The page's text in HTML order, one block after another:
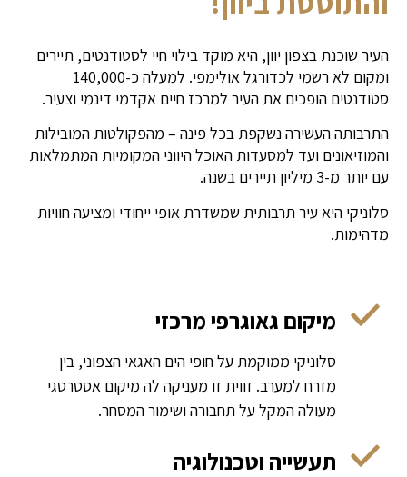
העיר שוכנת בצפון יוון, היא מוקד בילוי חיי לסטודנטים, תיירים
ומקום לא רשמי לכדורגל אולימפי. למעלה כ-140,000
סטודנטים הופכים את העיר למרכז חיים אקדמי דינמי וצעיר.
התרבותה העשירה נשקפת בכל פינה – מהפקולטות המובילות
והמוזיאונים ועד למסעדות האוכל היווני המקומיות המתמלאות
עם יותר מ-3 מיליון תיירים בשנה.
סלוניקי היא עיר תרבותית שמשדרת אופי ייחודי ומציעה חוויות
מדהימות.
מיקום גאוגרפי מרכזי
סלוניקי ממוקמת על חופי הים האגאי הצפוני, בין
מזרח למערב. זווית זו מעניקה לה מיקום אסטרטגי
מעולה המקל על תחבורה ושימור המסחר.
תעשייה וטכנולוגיה